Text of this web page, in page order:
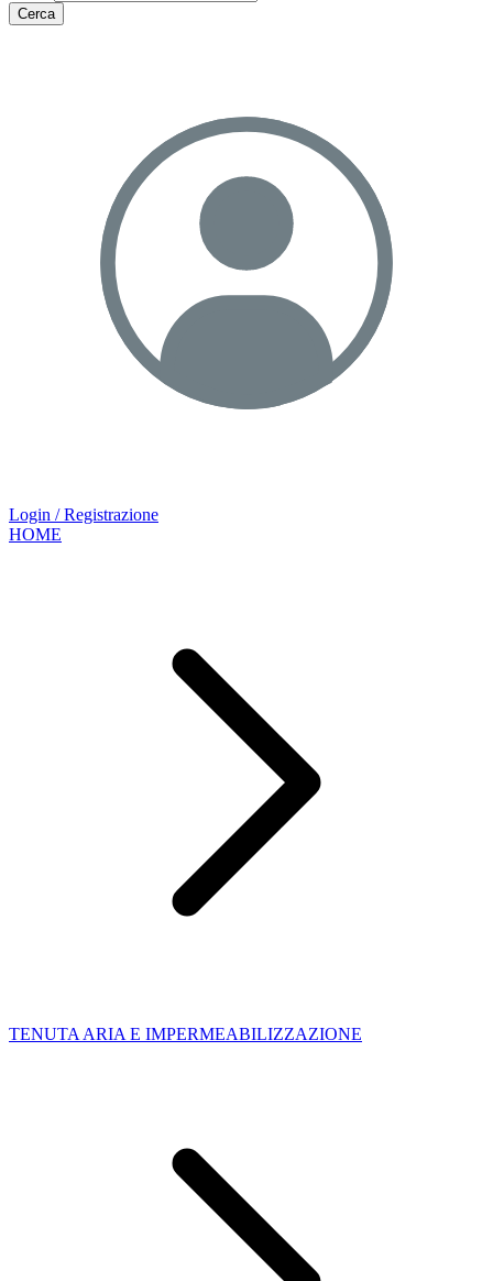
Cerca
Login / Registrazione
HOME
TENUTA ARIA E IMPERMEABILIZZAZIONE